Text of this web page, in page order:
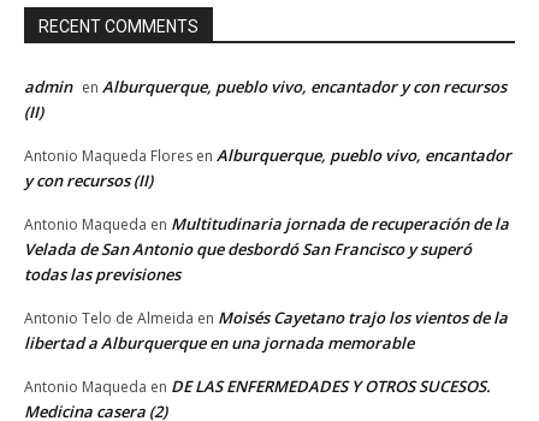
RECENT COMMENTS
admin en Alburquerque, pueblo vivo, encantador y con recursos
(II)
Antonio Maqueda Flores en Alburquerque, pueblo vivo, encantador
y con recursos (II)
Antonio Maqueda en Multitudinaria jornada de recuperación de la
Velada de San Antonio que desbordó San Francisco y superó
todas las previsiones
Antonio Telo de Almeida en Moisés Cayetano trajo los vientos de la
libertad a Alburquerque en una jornada memorable
Antonio Maqueda en DE LAS ENFERMEDADES Y OTROS SUCESOS.
Medicina casera (2)